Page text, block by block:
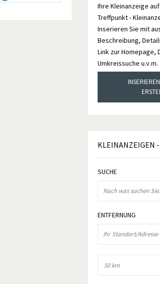
Ihre Kleinanzeige
Treffpunkt -
Inserieren Sie mit
Beschreibung,
Link zur Homepage,
Umkreissuche u.v.m.
KLEINANZEIGEN
SUCHE
ENTFERNUNG